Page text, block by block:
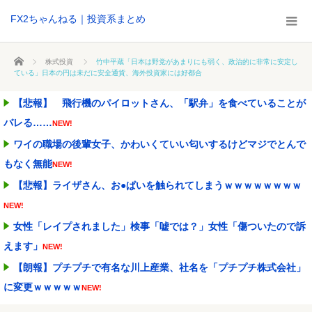
FX2ちゃんねる｜投資系まとめ
ホーム 株式投資
竹中平蔵「日本は野党があまりにも弱く、政治的に非常に安定し
ている」日本の円は未だに安全通貨、海外投資家には好都合
【悲報】 飛行機のパイロットさん、「駅弁」を食べていることが
バレる……NEW!
ワイの職場の後輩女子、かわいくていい匂いするけどマジでとんで
もなく無能NEW!
【悲報】ライザさん、お●ぱいを触られてしまうｗｗｗｗｗｗｗｗ
NEW!
女性「レイプされました」検事「嘘では？」女性「傷ついたので訴
えます」 NEW!
【朗報】プチプチで有名な川上産業、社名を「プチプチ株式会社」
に変更ｗｗｗｗｗNEW!